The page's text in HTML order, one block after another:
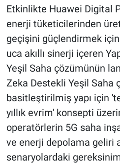
Etkinlikte Huawei Digital
enerji tüketicilerinden
geçişini güçlendirmek
uca akıllı sinerji içeren
Yeşil Saha çözümünün
Zeka Destekli Yeşil Saha
basitleştirilmiş yapı için
yıllık evrim' konsepti
operatörlerin 5G saha
ve enerji depolama geliri
senaryolardaki